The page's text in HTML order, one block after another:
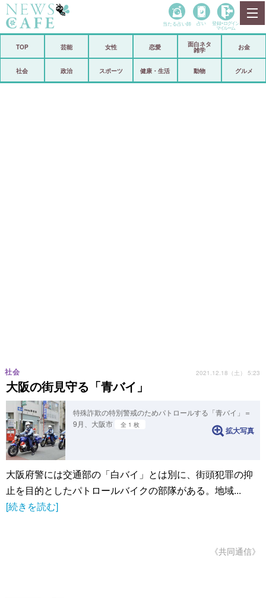
政治
当たる占い師 占い 登録• ログイン
マイルーム
TOP 芸能 女性 恋愛
面白ネタ
雑学
お金
社会 政治 スポーツ 健康・生活 動物 グルメ
大阪の街見守る「青バイ」
社会 2021.12.18（土） 5:23
特殊詐欺の特別警戒のためパトロールする「青バイ」＝
9月、大阪市
全 1 枚
拡大写真
大阪府警には交通部の「白バイ」とは別に、街頭犯罪の抑
止を目的としたパトロールバイクの部隊がある。地域...
[続きを読む]
《共同通信》